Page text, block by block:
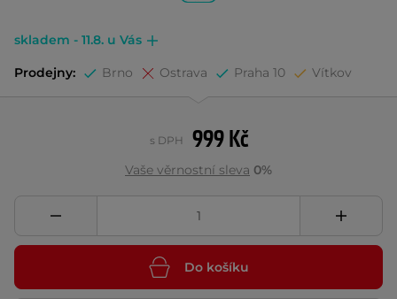
skladem - 11.8. u Vás
Prodejny: Brno Ostrava Praha 10 Vítkov
999 Kč
s DPH
Vaše věrnostní sleva 0%
Do košíku